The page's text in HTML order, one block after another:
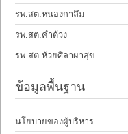
รพ.สต.หนองกาลึม
รพ.สต.คำด้วง
รพ.สต.ห้วยศิลาผาสุข
ข้อมูลพื้นฐาน
นโยบายของผู้บริหาร